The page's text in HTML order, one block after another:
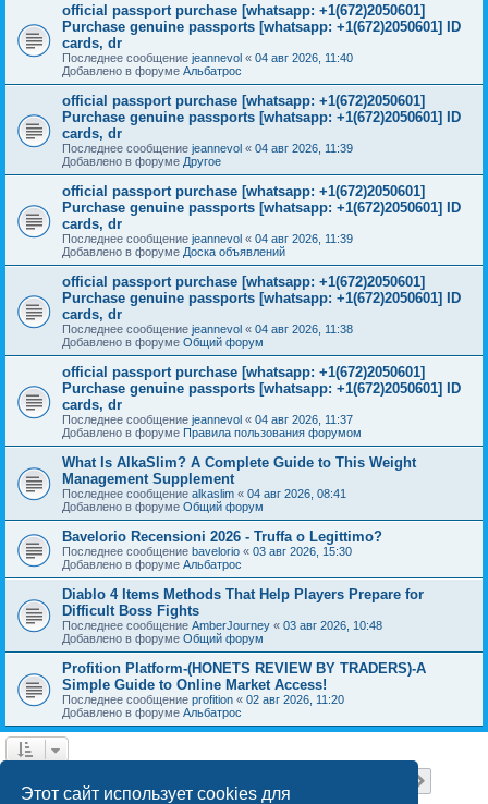
Этот сайт использует cookies для
official passport purchase [whatsapp: +1(672)2050601]
Purchase genuine passports [whatsapp: +1(672)2050601] ID
cards, dr
Последнее сообщение jeannevol « 04 авг 2026, 11:40
Добавлено в форуме Альбатрос
official passport purchase [whatsapp: +1(672)2050601]
Purchase genuine passports [whatsapp: +1(672)2050601] ID
cards, dr
Последнее сообщение jeannevol « 04 авг 2026, 11:39
Добавлено в форуме Другое
official passport purchase [whatsapp: +1(672)2050601]
Purchase genuine passports [whatsapp: +1(672)2050601] ID
cards, dr
Последнее сообщение jeannevol « 04 авг 2026, 11:39
Добавлено в форуме Доска объявлений
official passport purchase [whatsapp: +1(672)2050601]
Purchase genuine passports [whatsapp: +1(672)2050601] ID
cards, dr
Последнее сообщение jeannevol « 04 авг 2026, 11:38
Добавлено в форуме Общий форум
official passport purchase [whatsapp: +1(672)2050601]
Purchase genuine passports [whatsapp: +1(672)2050601] ID
cards, dr
Последнее сообщение jeannevol « 04 авг 2026, 11:37
Добавлено в форуме Правила пользования форумом
What Is AlkaSlim? A Complete Guide to This Weight
Management Supplement
Последнее сообщение alkaslim « 04 авг 2026, 08:41
Добавлено в форуме Общий форум
Bavelorio Recensioni 2026 - Truffa o Legittimo?
Последнее сообщение bavelorio « 03 авг 2026, 15:30
Добавлено в форуме Альбатрос
Diablo 4 Items Methods That Help Players Prepare for
Difficult Boss Fights
Последнее сообщение AmberJourney « 03 авг 2026, 10:48
Добавлено в форуме Общий форум
Profition Platform-(HONETS REVIEW BY TRADERS)-A
Simple Guide to Online Market Access!
Последнее сообщение profition « 02 авг 2026, 11:20
Добавлено в форуме Альбатрос